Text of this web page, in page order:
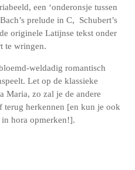
een ‘onderonsje tussen
prelude in C,
Schubert’s
originele Latijnse tekst onder
te wringen.
weldadig romantisch
Let op de klassieke
Maria, zo zal je de andere
terug herkennen [en kun je ook
hora opmerken!].